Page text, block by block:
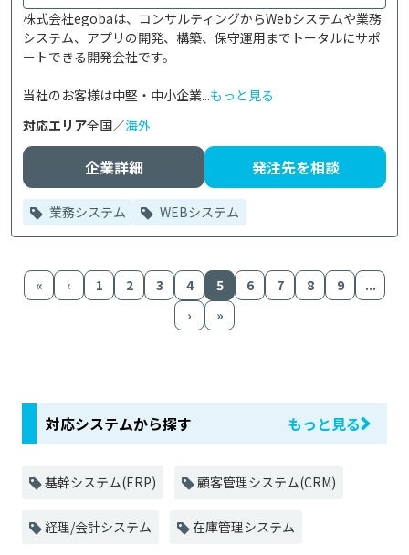
株式会社egobaは、コンサルティングからWebシステムや業務
システム、アプリの開発、構築、保守運用までトータルにサポ
ートできる開発会社です。
当社のお客様は中堅・中小企業...もっと見る
対応エリア全国／海外
企業詳細 発注先を相談
業務システム WEBシステム
« ‹ 1 2 3 4 5 6 7 8 9
...
›
»
対応システムから探す もっと見る
基幹システム(ERP) 顧客管理システム(CRM)
経理/会計システム 在庫管理システム